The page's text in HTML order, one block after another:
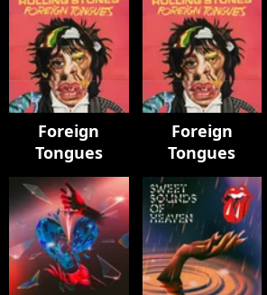
Foreign
Tongues
Foreign
Tongues